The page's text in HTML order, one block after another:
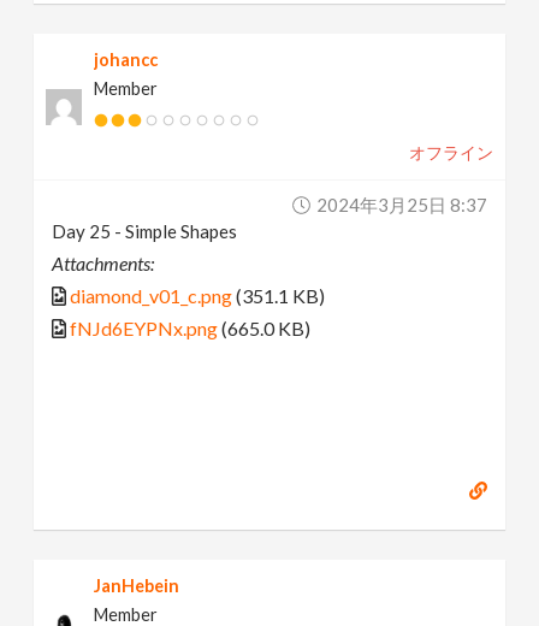
johancc
Member
オフライン
2024年3月25日 8:37
Day 25 - Simple Shapes
Attachments:
diamond_v01_c.png(351.1 KB)
fNJd6EYPNx.png(665.0 KB)
JanHebein
Member